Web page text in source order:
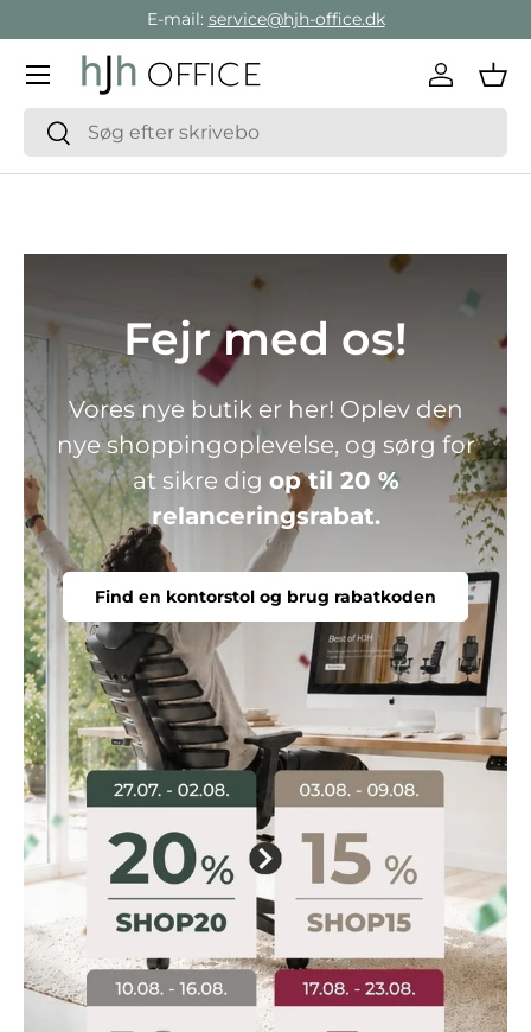
Gå direkte til indholdet
E-mail: service@hjh-office.dk
SøgSøg
Log ind
Menu
Fejr med os!
Vores nye butik er her! Oplev den
nye shoppingoplevelse, og sørg for
at sikre dig op til 20 %
relanceringsrabat.
Find en kontorstol og brug rabatkoden